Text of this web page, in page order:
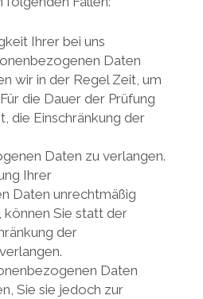
Ihrer bei uns
Daten
wir in der Regel Zeit, um
die Dauer der Prüfung
die Einschränkung der
Daten zu verlangen.
Ihrer
Daten unrechtmäßig
Sie statt der
der
Daten
Sie sie jedoch zur